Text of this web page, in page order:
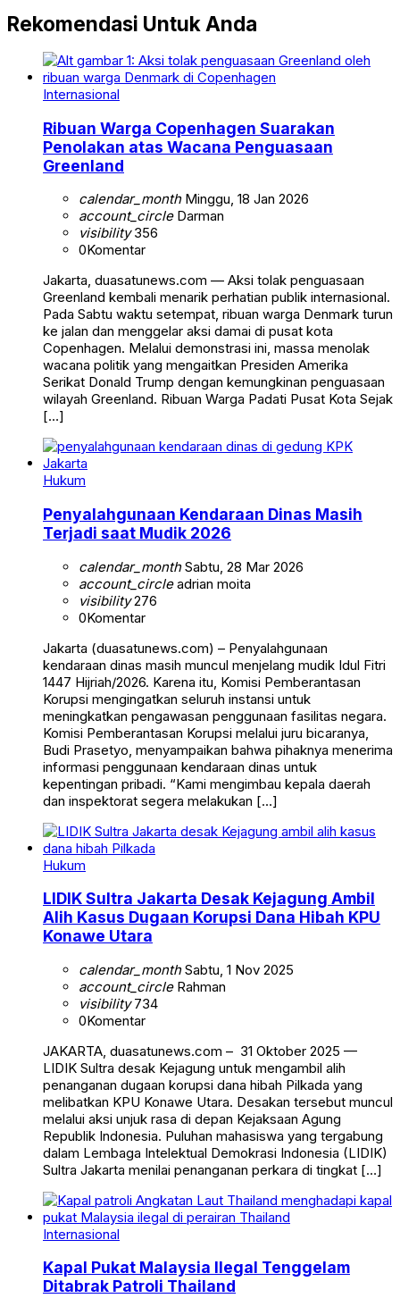
Rekomendasi Untuk Anda
Internasional
Ribuan Warga Copenhagen Suarakan
Penolakan atas Wacana Penguasaan
Greenland
calendar_monthMinggu, 18 Jan 2026
account_circleDarman
visibility356
0Komentar
Jakarta, duasatunews.com — Aksi tolak penguasaan
Greenland kembali menarik perhatian publik internasional.
Pada Sabtu waktu setempat, ribuan warga Denmark turun
ke jalan dan menggelar aksi damai di pusat kota
Copenhagen. Melalui demonstrasi ini, massa menolak
wacana politik yang mengaitkan Presiden Amerika
Serikat Donald Trump dengan kemungkinan penguasaan
wilayah Greenland. Ribuan Warga Padati Pusat Kota Sejak
[…]
Hukum
Penyalahgunaan Kendaraan Dinas Masih
Terjadi saat Mudik 2026
calendar_monthSabtu, 28 Mar 2026
account_circleadrian moita
visibility276
0Komentar
Jakarta (duasatunews.com) – Penyalahgunaan
kendaraan dinas masih muncul menjelang mudik Idul Fitri
1447 Hijriah/2026. Karena itu, Komisi Pemberantasan
Korupsi mengingatkan seluruh instansi untuk
meningkatkan pengawasan penggunaan fasilitas negara.
Komisi Pemberantasan Korupsi melalui juru bicaranya,
Budi Prasetyo, menyampaikan bahwa pihaknya menerima
informasi penggunaan kendaraan dinas untuk
kepentingan pribadi. “Kami mengimbau kepala daerah
dan inspektorat segera melakukan […]
Hukum
‎LIDIK Sultra Jakarta Desak Kejagung Ambil
Alih Kasus Dugaan Korupsi Dana Hibah KPU
Konawe Utara
calendar_monthSabtu, 1 Nov 2025
account_circleRahman
visibility734
0Komentar
JAKARTA, duasatunews.com – 31 Oktober 2025 —
LIDIK Sultra desak Kejagung untuk mengambil alih
penanganan dugaan korupsi dana hibah Pilkada yang
melibatkan KPU Konawe Utara. Desakan tersebut muncul
melalui aksi unjuk rasa di depan Kejaksaan Agung
Republik Indonesia. Puluhan mahasiswa yang tergabung
dalam Lembaga Intelektual Demokrasi Indonesia (LIDIK)
Sultra Jakarta menilai penanganan perkara di tingkat […]
Internasional
Kapal Pukat Malaysia Ilegal Tenggelam
Ditabrak Patroli Thailand